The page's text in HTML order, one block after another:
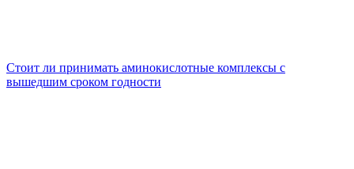
Стоит ли принимать аминокислотные комплексы с
вышедшим сроком годности